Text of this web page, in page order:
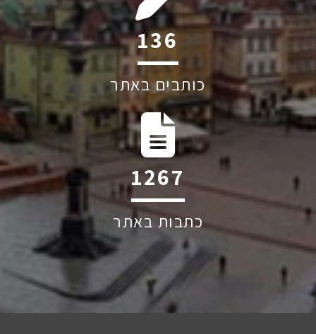
205
כותבים באתר
1906
כתבות באתר